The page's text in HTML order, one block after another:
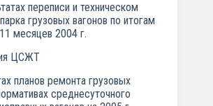
переписи и техническом
грузовых вагонов по итогам
месяцев 2004 г.
ЦСЖТ
планов ремонта грузовых
среднесуточного